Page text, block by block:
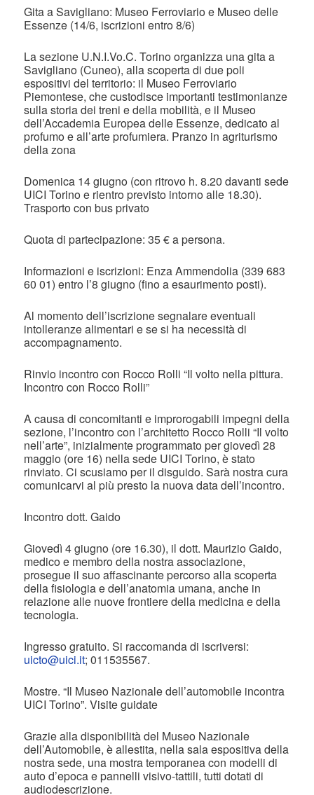
Gita a Savigliano: Museo Ferroviario e Museo delle
Essenze (14/6, iscrizioni entro 8/6)
La sezione U.N.I.Vo.C. Torino organizza una gita a
Savigliano (Cuneo), alla scoperta di due poli
espositivi del territorio: il Museo Ferroviario
Piemontese, che custodisce importanti testimonianze
sulla storia dei treni e della mobilità, e il Museo
dell’Accademia Europea delle Essenze, dedicato al
profumo e all’arte profumiera. Pranzo in agriturismo
della zona
Domenica 14 giugno (con ritrovo h. 8.20 davanti sede
UICI Torino e rientro previsto intorno alle 18.30).
Trasporto con bus privato
Quota di partecipazione: 35 € a persona.
Informazioni e iscrizioni: Enza Ammendolia (339 683
60 01) entro l’8 giugno (fino a esaurimento posti).
Al momento dell’iscrizione segnalare eventuali
intolleranze alimentari e se si ha necessità di
accompagnamento.
Rinvio incontro con Rocco Rolli “Il volto nella pittura.
Incontro con Rocco Rolli”
A causa di concomitanti e improrogabili impegni della
sezione, l’incontro con l’architetto Rocco Rolli “Il volto
nell’arte”, inizialmente programmato per giovedì 28
maggio (ore 16) nella sede UICI Torino, è stato
rinviato. Ci scusiamo per il disguido. Sarà nostra cura
comunicarvi al più presto la nuova data dell’incontro.
Incontro dott. Gaido
Giovedì 4 giugno (ore 16.30), il dott. Maurizio Gaido,
medico e membro della nostra associazione,
prosegue il suo affascinante percorso alla scoperta
della fisiologia e dell’anatomia umana, anche in
relazione alle nuove frontiere della medicina e della
tecnologia.
Ingresso gratuito. Si raccomanda di iscriversi:
uicto@uici.it; 011535567.
Mostre. “Il Museo Nazionale dell’automobile incontra
UICI Torino”. Visite guidate
Grazie alla disponibilità del Museo Nazionale
dell’Automobile, è allestita, nella sala espositiva della
nostra sede, una mostra temporanea con modelli di
auto d’epoca e pannelli visivo-tattili, tutti dotati di
audiodescrizione.